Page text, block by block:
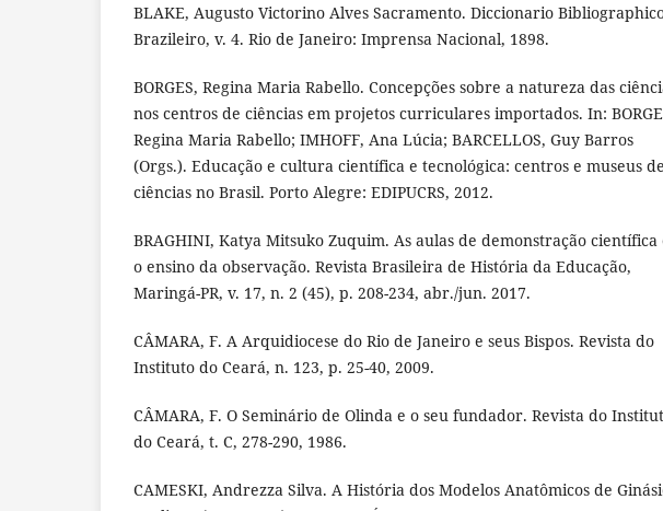
BLAKE, Augusto Victorino Alves Sacramento. Diccionario
Brazileiro, v. 4. Rio de Janeiro: Imprensa Nacional, 1898.
BORGES, Regina Maria Rabello. Concepções sobre a natureza das
nos centros de ciências em projetos curriculares importados. In:
Regina Maria Rabello; IMHOFF, Ana Lúcia; BARCELLOS, Guy Barros
(Orgs.). Educação e cultura científica e tecnológica: centros e museus de
ciências no Brasil. Porto Alegre: EDIPUCRS, 2012.
BRAGHINI, Katya Mitsuko Zuquim. As aulas de demonstração científica
o ensino da observação. Revista Brasileira de História da Educação,
Maringá-PR, v. 17, n. 2 (45), p. 208-234, abr./jun. 2017.
CÂMARA, F. A Arquidiocese do Rio de Janeiro e seus Bispos. Revista do
Instituto do Ceará, n. 123, p. 25-40, 2009.
CÂMARA, F. O Seminário de Olinda e o seu fundador. Revista do
do Ceará, t. C, 278-290, 1986.
CAMESKI, Andrezza Silva. A História dos Modelos Anatômicos de